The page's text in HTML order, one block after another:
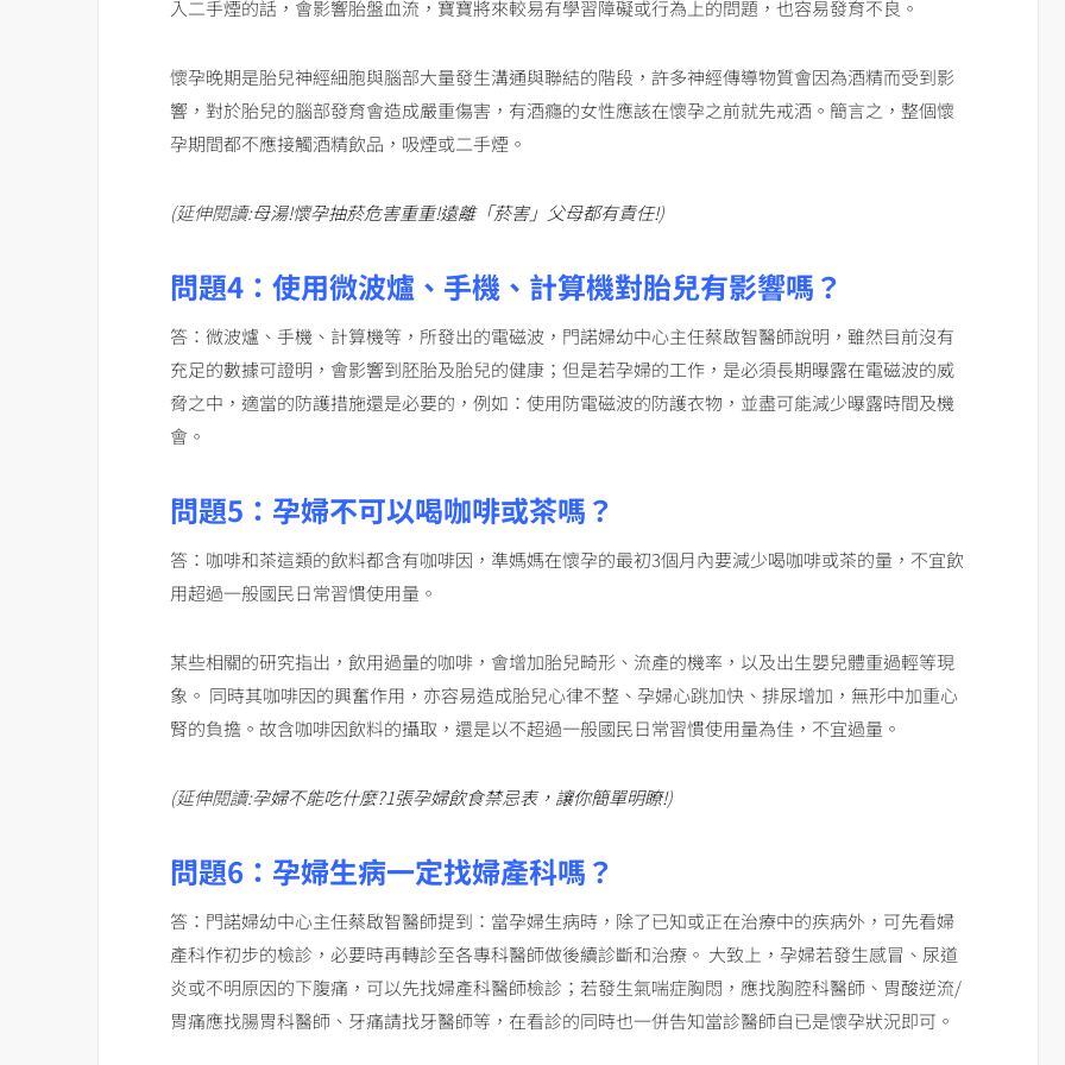
入二手煙的話，會影響胎盤血流，寶寶將來較易有學習障礙或行為上的問題，也容易發育不良。
懷孕晚期是胎兒神經細胞與腦部大量發生溝通與聯結的階段，許多神經傳導物質會因為酒精而受到影
響，對於胎兒的腦部發育會造成嚴重傷害，有酒癮的女性應該在懷孕之前就先戒酒。簡言之，整個懷
孕期間都不應接觸酒精飲品，吸煙或二手煙。
(延伸閱讀:母湯!懷孕抽菸危害重重!遠離「菸害」父母都有責任!)
問題4：使用微波爐、手機、計算機對胎兒有影響嗎？
答： 微波爐、手機、計算機等，所發出的電磁波，門諾婦幼中心主任蔡啟智醫師說明，雖然目前沒有
充足的數據可證明，會影響到胚胎及胎兒的健康；但是若孕婦的工作，是必須長期曝露在電磁波的威
脅之中，適當的防護措施還是必要的，例如：使用防電磁波的防護衣物，並盡可能減少曝露時間及機
會。
問題5：孕婦不可以喝咖啡或茶嗎？
答：咖啡和茶這類的飲料都含有咖啡因，準媽媽在懷孕的最初3個月內要減少喝咖啡或茶的量，不宜飲
用超過一般國民日常習慣使用量。
某些相關的研究指出，飲用過量的咖啡，會增加胎兒畸形、流產的機率，以及出生嬰兒體重過輕等現
象。 同時其咖啡因的興奮作用，亦容易造成胎兒心律不整、孕婦心跳加快、排尿增加，無形中加重心
腎的負擔。故含咖啡因飲料的攝取，還是以不超過一般國民日常習慣使用量為佳，不宜過量。
(延伸閱讀:孕婦不能吃什麼?1張孕婦飲食禁忌表，讓你簡單明瞭!)
問題6：孕婦生病一定找婦產科嗎？
答： 門諾婦幼中心主任蔡啟智醫師提到：當孕婦生病時，除了已知或正在治療中的疾病外，可先看婦
產科作初步的檢診，必要時再轉診至各專科醫師做後續診斷和治療。 大致上，孕婦若發生感冒、尿道
炎或不明原因的下腹痛，可以先找婦產科醫師檢診；若發生氣喘症胸悶，應找胸腔科醫師、胃酸逆流/
胃痛應找腸胃科醫師、牙痛請找牙醫師等，在看診的同時也一併告知當診醫師自已是懷孕狀況即可。